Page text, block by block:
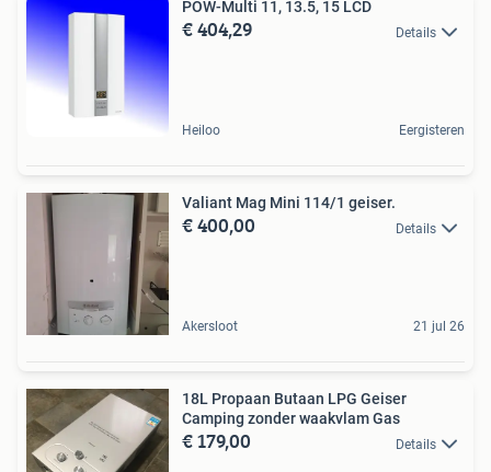
POW-Multi 11, 13.5, 15 LCD
€ 404,29 Details
Heiloo Eergisteren
Valiant Mag Mini 114/1 geiser.
€ 400,00 Details
Akersloot 21 jul 26
18L Propaan Butaan LPG Geiser
Camping zonder waakvlam Gas
€ 179,00 Details